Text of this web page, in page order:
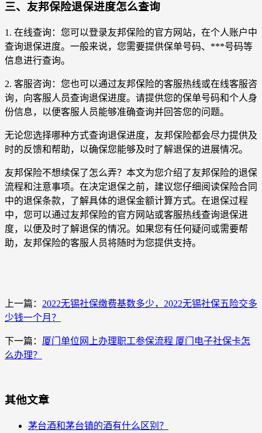
三、友邦保险退保进度怎么查询
1. 在线查询：您可以登录友邦保险的官方网站，在个人账户中
查询退保进度。一般来说，您需要提供保单号码、***号码等
信息进行查询。
2. 客服咨询：您也可以通过友邦保险的客服热线或在线客服咨
询，向客服人员查询退保进度。请提供您的保单号码和个人身
份信息，以便客服人员能够准确查询并回答您的问题。
无论您选择哪种方式查询退保进度，友邦保险都会尽力提供及
时的反馈和帮助，以确保您能够及时了解退保的进展情况。
友邦保险不想续保了怎么弄？本文为您介绍了友邦保险的退保
流程和注意事项。在决定退保之前，建议您仔细阅读保险合同
中的退保条款，了解具体的退保金额计算方式。在退保过程
中，您可以通过友邦保险的官方网站或客服热线查询退保进
度，以便及时了解退保的情况。如果您有任何疑问或需要帮
助，友邦保险的客服人员将随时为您提供支持。
上一篇： 2022无锡社保缴费基数多少，2022无锡社保五险交多
少钱一个月？
下一篇： 厦门单位网上办理职工参保流程 厦门电子社保卡怎
么办理？
其他文章
茅台酒和茅台镇的酒有什么区别？